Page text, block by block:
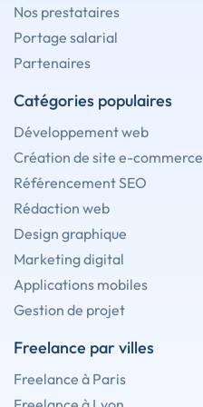
Nos prestataires
Portage salarial
Partenaires
Catégories populaires
Développement web
Création de site e-commerce
Référencement SEO
Rédaction web
Design graphique
Marketing digital
Applications mobiles
Gestion de projet
Freelance par villes
Freelance à Paris